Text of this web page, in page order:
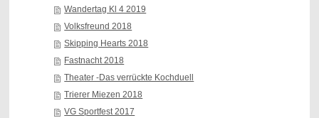
Wandertag Kl 4 2019
Volksfreund 2018
Skipping Hearts 2018
Fastnacht 2018
Theater -Das verrückte Kochduell
Trierer Miezen 2018
VG Sportfest 2017